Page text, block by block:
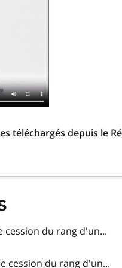
téléchargés depuis le
cession du rang d'un...
cession du rang d'un...